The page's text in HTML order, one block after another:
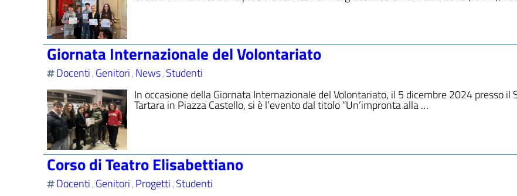
Giornata Internazionale del Volontariato
Docenti, Genitori, News, Studenti
In occasione della Giornata Internazionale del Volontariato, il 5 dicembre 2024 presso il
Tartara in Piazza Castello, si è l’evento dal titolo “Un’impronta alla …
Corso di Teatro Elisabettiano
Docenti, Genitori, Progetti, Studenti